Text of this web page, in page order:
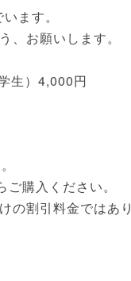
ます。
、お願いします。
生）4,000円
購入ください。
割引料金ではあり